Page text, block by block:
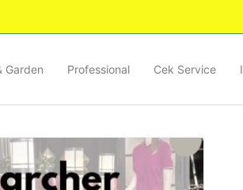
Garden Professional Cek Service